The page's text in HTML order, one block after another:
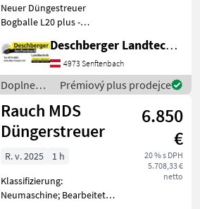
Neuer Düngestreuer
Bogballe L20 plus -
hydraulische Bedienung -
hydraulische
Trendschaltung - LED
Lichtanlage - E1T
Streuflügelsatz - S-Ind
Deschberger Landtechnik GmbH
4973 Senftenbach
Doplnenie
živin a
polievanie
/ Bogballe
Prémiový plus prodejce
Rauch MDS
Düngerstreuer
6.850
€
20 % s DPH
5.708,33 €
netto
R. v. 2025
1 h
Klassifizierung:
Neumaschine; Bearbeitete